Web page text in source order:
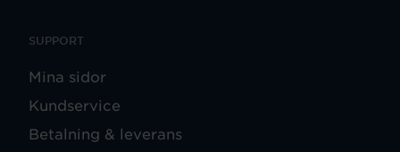
SUPPORT
Mina sidor
Kundservice
Betalning & leverans